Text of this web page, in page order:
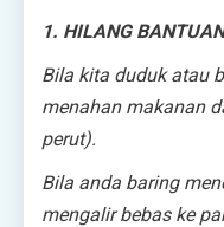
1. HILANG
Bila kita duduk atau
menahan makanan
perut).
Bila anda baring
mengalir bebas ke